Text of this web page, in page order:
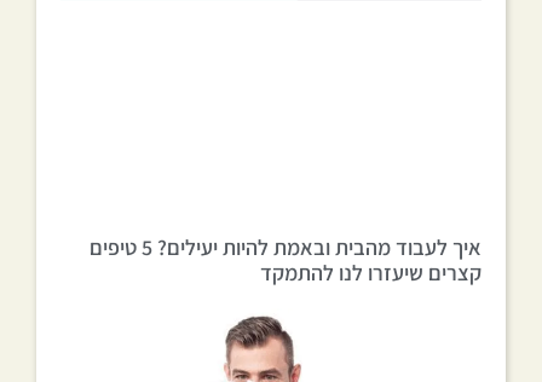
איך לעבוד מהבית ובאמת להיות יעילים? 5 טיפים
קצרים שיעזרו לנו להתמקד